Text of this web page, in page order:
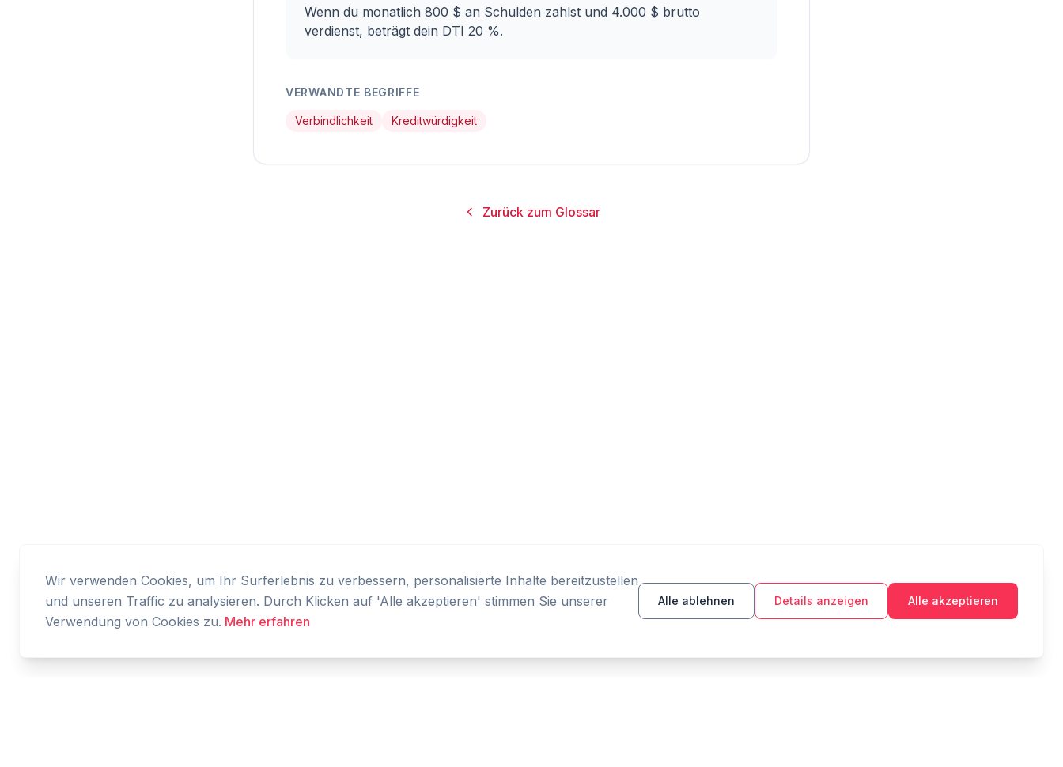
Wenn du monatlich 800 $ an Schulden zahlst und 4.000 $ brutto
verdienst, beträgt dein DTI 20 %.
VERWANDTE BEGRIFFE
Verbindlichkeit Kreditwürdigkeit
Zurück zum Glossar
Wir verwenden Cookies, um Ihr Surferlebnis zu verbessern, personalisierte Inhalte bereitzustellen
und unseren Traffic zu analysieren. Durch Klicken auf 'Alle akzeptieren' stimmen Sie unserer
Verwendung von Cookies zu. Mehr erfahren
Alle ablehnen Details anzeigen Alle akzeptieren